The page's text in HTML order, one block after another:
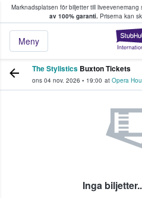
Marknadsplatsen för biljetter till liveevenemang
av 100% garanti. Priserna kan
Meny
köper och säljer
The Stylistics Buxton Tickets
ons 04 nov. 2026 • 19:00 at Opera
Inga